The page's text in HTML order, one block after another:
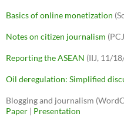
Basics of online monetization
Notes on citizen journalism
Reporting the ASEAN (IIJ, 11/
Oil deregulation: Simplified
Blogging and journalism
Paper | Presentation